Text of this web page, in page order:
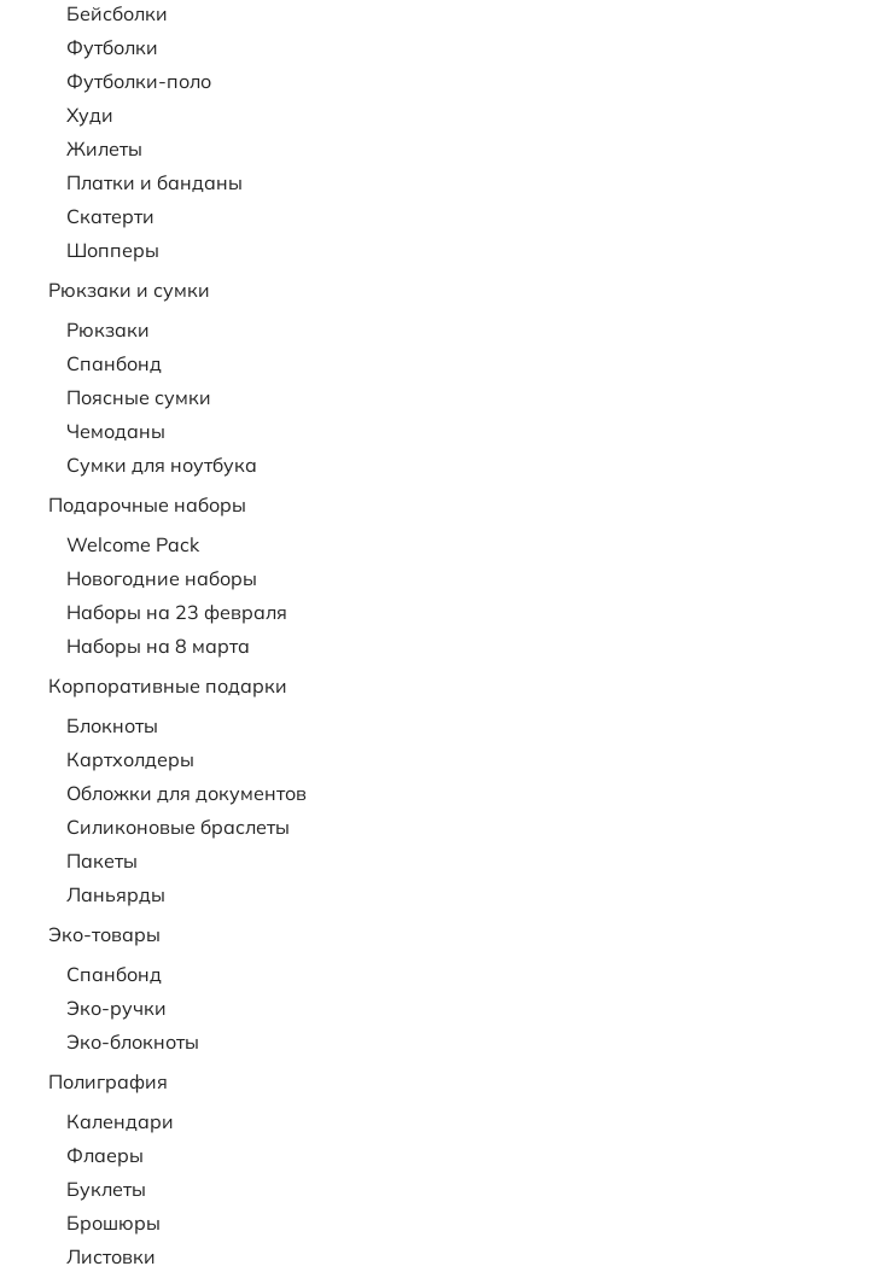
Бейсболки
Футболки
Футболки-поло
Худи
Жилеты
Платки и банданы
Скатерти
Шопперы
Рюкзаки и сумки
Рюкзаки
Спанбонд
Поясные сумки
Чемоданы
Сумки для ноутбука
Подарочные наборы
Welcome Pack
Новогодние наборы
Наборы на 23 февраля
Наборы на 8 марта
Корпоративные подарки
Блокноты
Картхолдеры
Обложки для документов
Силиконовые браслеты
Пакеты
Ланьярды
Эко-товары
Спанбонд
Эко-ручки
Эко-блокноты
Полиграфия
Календари
Флаеры
Буклеты
Брошюры
Листовки